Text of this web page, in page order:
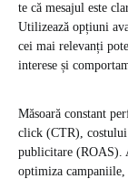
te că mesajul este
Utilizează opțiuni
cei mai relevanți
interese și
Măsoară constant
click (CTR),
publicitare (ROAS).
optimiza